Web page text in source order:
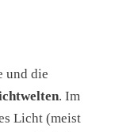
und die
. Im
Licht (meist